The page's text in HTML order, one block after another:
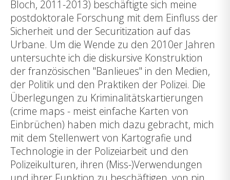
Bloch, 2011-2013) beschäftigte sich meine
postdoktorale Forschung mit dem Einfluss der
Sicherheit und der Securitization auf das
Urbane. Um die Wende zu den 2010er Jahren
untersuchte ich die diskursive Konstruktion
der französischen "Banlieues" in den Medien,
der Politik und den Praktiken der Polizei. Die
Überlegungen zu Kriminalitätskartierungen
(crime maps - meist einfache Karten von
Einbrüchen) haben mich dazu gebracht, mich
mit dem Stellenwert von Kartografie und
Technologie in der Polizeiarbeit und den
Polizeikulturen, ihren (Miss-)Verwendungen